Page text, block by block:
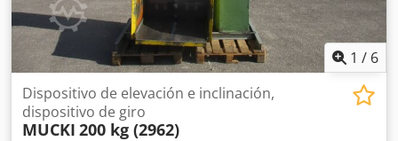
1 / 6
Dispositivo de elevación e inclinación,
dispositivo de giro
MUCKI 200 kg (2962)